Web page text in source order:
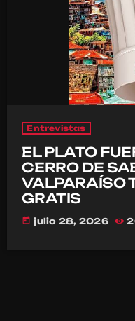
Entrevistas
EL PLATO
CERRO DE
VALPARAÍSO
GRATIS
today julio 28, 2026